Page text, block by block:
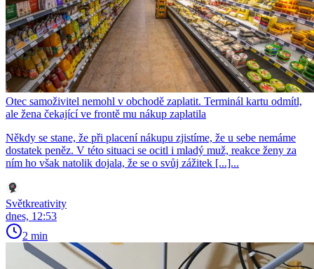
Otec samoživitel nemohl v obchodě zaplatit. Terminál kartu odmítl,
ale žena čekající ve frontě mu nákup zaplatila
Někdy se stane, že při placení nákupu zjistíme, že u sebe nemáme
dostatek peněz. V této situaci se ocitl i mladý muž, reakce ženy za
ním ho však natolik dojala, že se o svůj zážitek [...]...
Světkreativity
dnes, 12:53
2 min